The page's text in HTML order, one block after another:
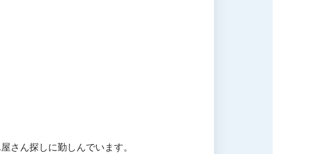
さん探しに勤しんでいます。